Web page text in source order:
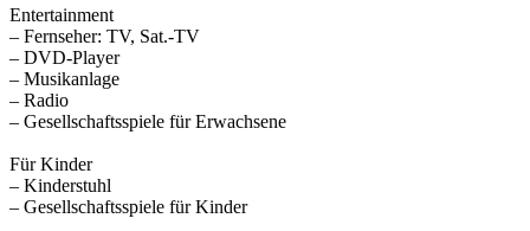
Entertainment
– Fernseher: TV, Sat.-TV
– DVD-Player
– Musikanlage
– Radio
– Gesellschaftsspiele für Erwachsene
Für Kinder
– Kinderstuhl
– Gesellschaftsspiele für Kinder